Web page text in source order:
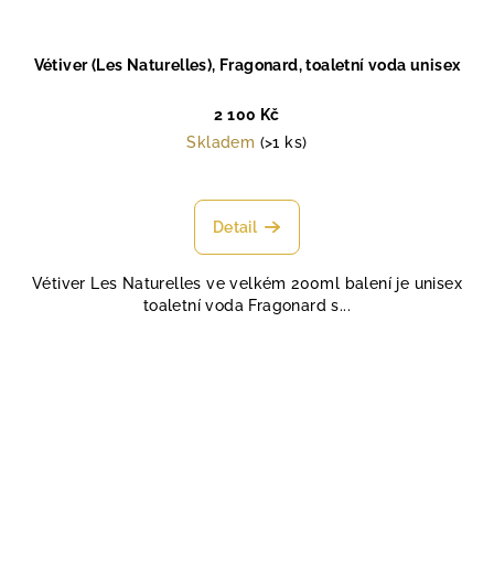
Vétiver (Les Naturelles), Fragonard, toaletní voda unisex
2 100 Kč
Skladem (>1 ks)
hodnocení
produktu
z
5
Detail
Vétiver Les Naturelles ve velkém 200ml balení je unisex
toaletní voda Fragonard s...